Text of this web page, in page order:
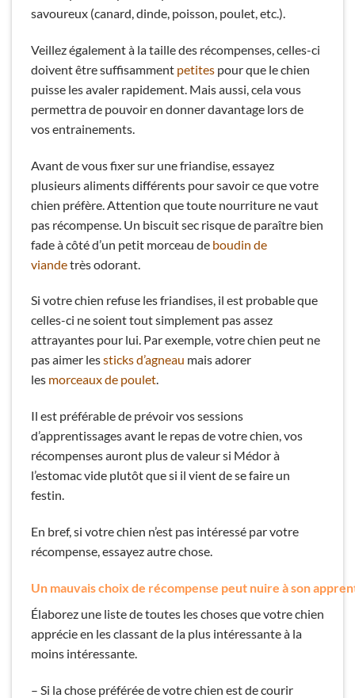
savoureux (canard, dinde, poisson, poulet, etc.).
Veillez également à la taille des récompenses, celles-ci
doivent être suffisamment petites pour que le chien
puisse les avaler rapidement. Mais aussi, cela vous
permettra de pouvoir en donner davantage lors de
vos entrainements.
Avant de vous fixer sur une friandise, essayez
plusieurs aliments différents pour savoir ce que votre
chien préfère. Attention que toute nourriture ne vaut
pas récompense. Un biscuit sec risque de paraître bien
fade à côté d’un petit morceau de boudin de
viandetrès odorant.
Si votre chien refuse les friandises, il est probable que
celles-ci ne soient tout simplement pas assez
attrayantes pour lui. Par exemple, votre chien peut ne
pas aimer lessticks d’agneau mais adorer
les morceaux de poulet.
Il est préférable de prévoir vos sessions
d’apprentissages avant le repas de votre chien, vos
récompenses auront plus de valeur si Médor à
l’estomac vide plutôt que si il vient de se faire un
festin.
En bref, si votre chien n’est pas intéressé par votre
récompense, essayez autre chose.
Un mauvais choix de récompense peut nuire à son
Élaborez une liste de toutes les choses que votre chien
apprécie en les classant de la plus intéressante à la
moins intéressante.
– Si la chose préférée de votre chien est de courir